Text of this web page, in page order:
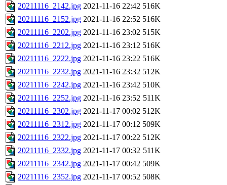
20211116_2142.jpg 2021-11-16 22:42 516K
20211116_2152.jpg 2021-11-16 22:52 516K
20211116_2202.jpg 2021-11-16 23:02 515K
20211116_2212.jpg 2021-11-16 23:12 516K
20211116_2222.jpg 2021-11-16 23:22 516K
20211116_2232.jpg 2021-11-16 23:32 512K
20211116_2242.jpg 2021-11-16 23:42 510K
20211116_2252.jpg 2021-11-16 23:52 511K
20211116_2302.jpg 2021-11-17 00:02 512K
20211116_2312.jpg 2021-11-17 00:12 509K
20211116_2322.jpg 2021-11-17 00:22 512K
20211116_2332.jpg 2021-11-17 00:32 511K
20211116_2342.jpg 2021-11-17 00:42 509K
20211116_2352.jpg 2021-11-17 00:52 508K